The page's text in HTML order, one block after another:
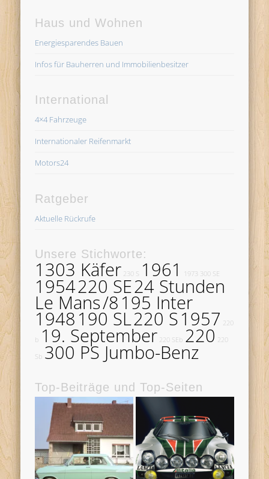
Haus und Wohnen
Energiesparendes Bauen
Infos für Bauherren und Immobilienbesitzer
International
4×4 Fahrzeuge
Internationaler Reifenmarkt
Motors24
Ratgeber
Aktuelle Rückrufe
Unsere Stichworte:
1303 Käfer 230 S 1961 1973 300 SE
1954220 SE24 Stunden
Le Mans/8 195 Inter
1948 190 SL220 S1957
220
b 19. September 220 SEb 220
220
Sb 300 PS Jumbo-Benz
Top-Beiträge und Top-Seiten